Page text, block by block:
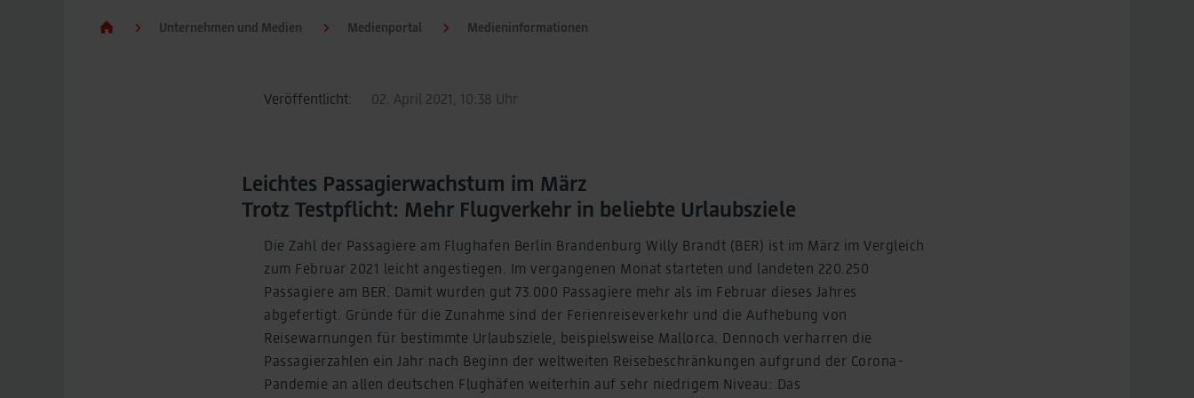
Unternehmen und Medien Medienportal Medieninformationen
Veröffentlicht: 02. April 2021, 10:38 Uhr
Leichtes Passagierwachstum im März
Trotz Testpflicht: Mehr Flugverkehr in beliebte Urlaubsziele
Die Zahl der Passagiere am Flughafen Berlin Brandenburg Willy Brandt (BER) ist im März im Vergleich
zum Februar 2021 leicht angestiegen. Im vergangenen Monat starteten und landeten 220.250
Passagiere am BER. Damit wurden gut 73.000 Passagiere mehr als im Februar dieses Jahres
abgefertigt. Gründe für die Zunahme sind der Ferienreiseverkehr und die Aufhebung von
Reisewarnungen für bestimmte Urlaubsziele, beispielsweise Mallorca. Dennoch verharren die
Passagierzahlen ein Jahr nach Beginn der weltweiten Reisebeschränkungen aufgrund der Corona-
Pandemie an allen deutschen Flughäfen weiterhin auf sehr niedrigem Niveau: Das